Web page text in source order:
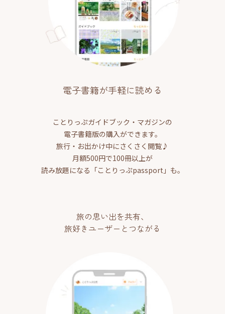
電子書籍が手軽に読める
ことりっぷガイドブック・マガジンの
電子書籍版の購入ができます。
旅行・お出かけ中にさくさく閲覧♪
月額500円で100冊以上が
読み放題になる「ことりっぷpassport」も。
旅の思い出を共有、
旅好きユーザーとつながる